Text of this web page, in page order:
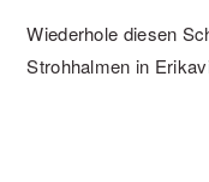
Wiederhole diesen
Strohhalmen in